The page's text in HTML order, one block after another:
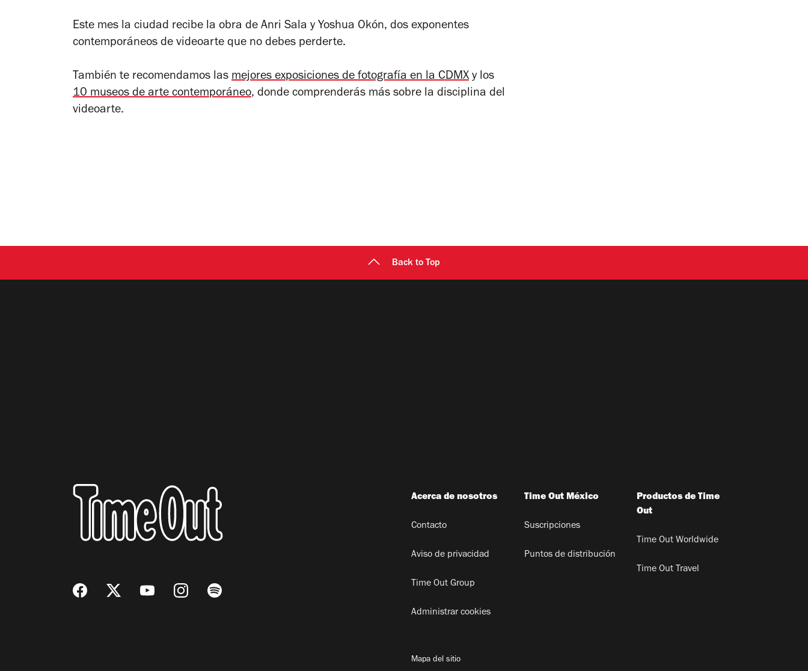
Este mes la ciudad recibe la obra de Anri Sala y Yoshua Okón, dos exponentes
contemporáneos de videoarte que no debes perderte.
También te recomendamos las mejores exposiciones de fotografía en la CDMX y los
10 museos de arte contemporáneo, donde comprenderás más sobre la disciplina del
videoarte.
Back to Top
Acerca de nosotros
Contacto
Aviso de privacidad
Time Out Group
Administrar cookies
Time Out México
Suscripciones
Puntos de distribución
Productos de Time
Out
Time Out Worldwide
Time Out Travel
Mapa del sitio